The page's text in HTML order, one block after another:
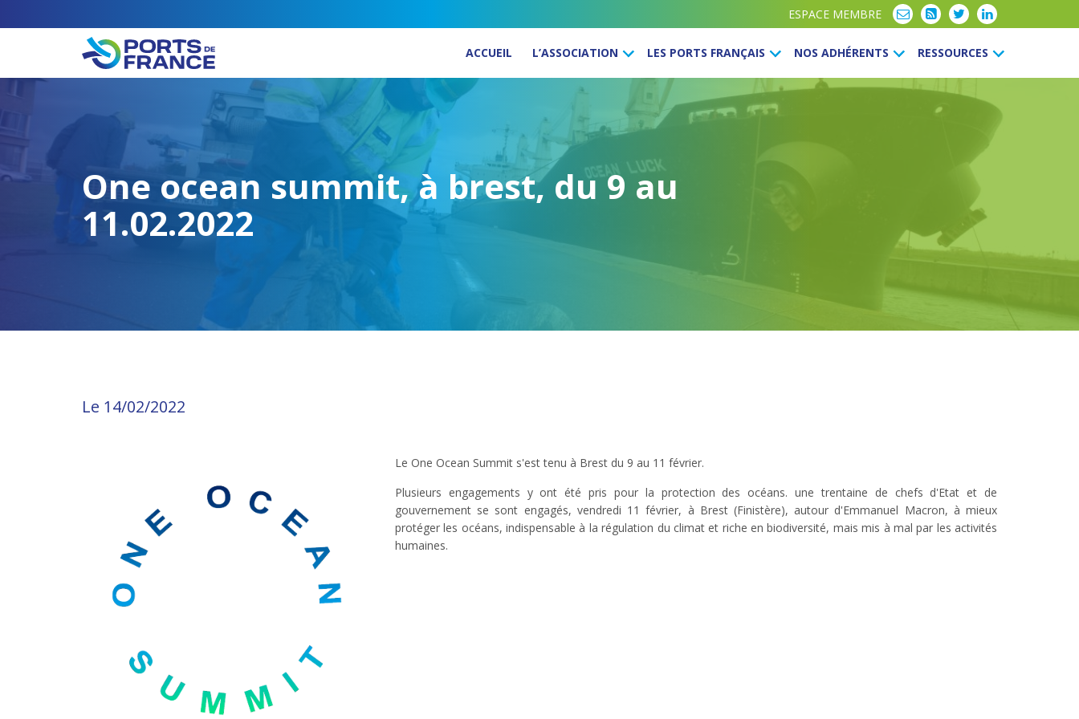
ESPACE MEMBRE
ACCUEIL L’ASSOCIATION LES PORTS FRANÇAIS NOS ADHÉRENTS RESSOURCES
One ocean summit, à brest, du 9 au
11.02.2022
Le 14/02/2022
Le One Ocean Summit s'est tenu à Brest du 9 au 11 février.
Plusieurs engagements y ont été pris pour la protection des océans. une trentaine de chefs d'Etat et de
gouvernement se sont engagés, vendredi 11 février, à Brest (Finistère), autour d'Emmanuel Macron, à mieux
protéger les océans, indispensable à la régulation du climat et riche en biodiversité, mais mis à mal par les activités
humaines.